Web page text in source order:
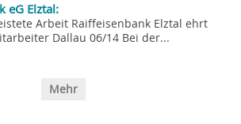
eG Elztal:
Arbeit Raiffeisenbank Elztal ehrt
Dallau 06/14 Bei der...
Mehr